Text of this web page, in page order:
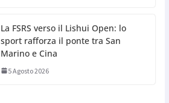
La FSRS verso il Lishui Open: lo
sport rafforza il ponte tra San
Marino e Cina
5 Agosto 2026